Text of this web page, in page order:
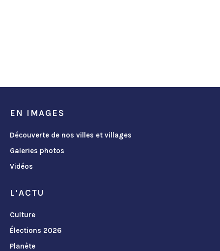
EN IMAGES
Découverte de nos villes et villages
Galeries photos
Vidéos
L'ACTU
Culture
Élections 2026
Planète